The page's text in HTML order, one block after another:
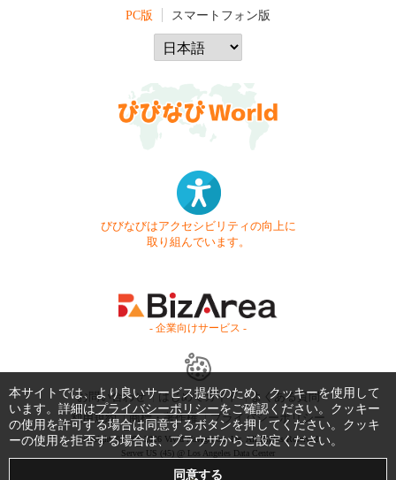
PC版 スマートフォン版
びびなびはアクセシビリティの向上に
取り組んでいます。
- 企業向けサービス -
お問い合わせ はじめてガイド
よくある質問
利用規約
商標・著作権 プライバシーポリシー
Copyright © 1999-2026 Vivid Navigation, Inc. All Rights Reserved.
Server US (45) @ Los Angeles Data Center
本サイトでは、より良いサービス提供のため、クッキーを使用して
います。詳細はプライバシーポリシーをご確認ください。クッキー
の使用を許可する場合は同意するボタンを押してください。クッキ
ーの使用を拒否する場合は、ブラウザからご設定ください。